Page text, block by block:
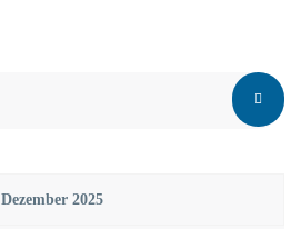
Dezember 2025